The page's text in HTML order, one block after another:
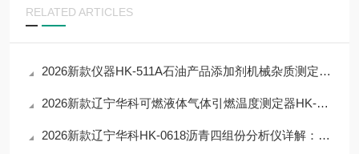
RELATED ARTICLES
2026新款仪器HK-511A石油产品添加剂机械杂质测定器详解：核心参数+性能优势
2026新款辽宁华科可燃液体气体引燃温度测定器HK-5332详解：核心参数+性能
2026新款辽宁华科​HK-0618沥青四组份分析仪详解：技术参数+性能